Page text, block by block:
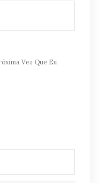
Vez Que Eu